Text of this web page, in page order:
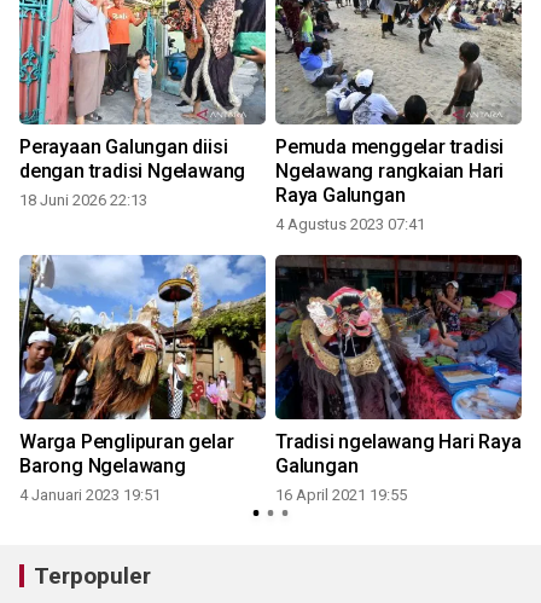
Perayaan Galungan diisi
dengan tradisi Ngelawang
18 Juni 2026 22:13
Pemuda menggelar tradisi
Ngelawang rangkaian Hari
Raya Galungan
4 Agustus 2023 07:41
Warga Penglipuran gelar
Barong Ngelawang
4 Januari 2023 19:51
Tradisi ngelawang Hari Raya
Galungan
16 April 2021 19:55
Terpopuler